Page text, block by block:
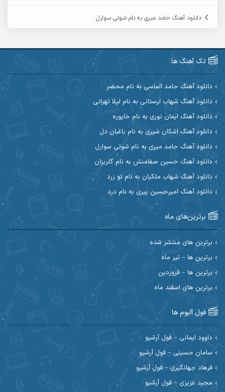
آرین صیادی
آرین مریدی
آوات بوکانی آوات یگانه
آیت احمدنژاد
ابراهیم شمس ابوالحسن جاویدان
ابی حسینی
احسان آیینفر
احسان امیدوار
احسان حیدری احسان دریادل
احسان رمضانی احسان علیانی
احسان کریمی احسان کمری
احسان مرادیان احمد اسلامی
احمد بیرانوند
احمد صحراییان
احمد نازدار احمد نوریان
دانلود آهنگ حامد میری به نام شوتی سوارل
تک آهنگ ها
دانلود آهنگ حامد الماسی به نام محضر
دانلود آهنگ شهاب لرستانی به نام لیلا تهرانی
دانلود آهنگ ایمان نوری به نام خاپوره
دانلود آهنگ اشکان شیری به نام باغبان دل
دانلود آهنگ حامد میری به نام شوتی سوارل
دانلود آهنگ حسین صفامنش به نام گلریزان
دانلود آهنگ شهاب ملکیان به نام تو زرد
دانلود آهنگ امیرحسین پیری به نام درد
برترین‌های ماه
برترین های منتشر شده
برترین ها – تیر ماه
برترین ها – فروردین
برترین های اسفند ماه
فول آلبوم ها
داوود ایمانی – فول آرشیو
سامان حسینی – فول آرشیو
فرهاد جهانگیری – فول آرشیو
مجید عزیزی – فول آرشیو